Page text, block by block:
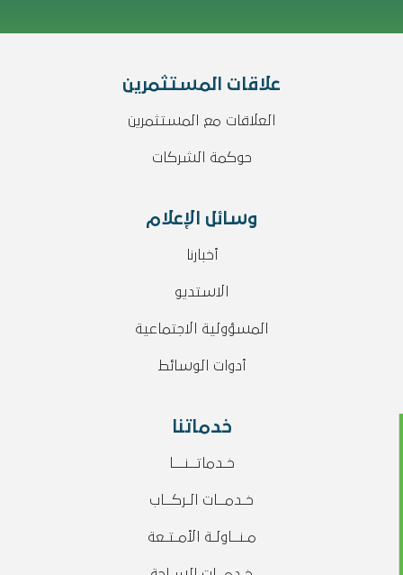
علاقات المستثمرين
العلاقات مع المستثمرين
حوكمة الشركات
وسائل الإعلام
أخبارنا
الاستديو
المسؤولية الاجتماعية
أدوات الوسائط
خدماتنا
خـدماتــنـــا
خـدمــات الـركــاب
مـنــاولـة الأمـتـعة